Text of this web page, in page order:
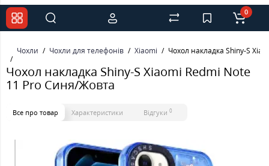
0
Чохли Чохли для телефонів Xiaomi Чохол накладка Shiny-S
Чохол накладка Shiny-S Xiaomi Redmi Note
11 Pro Синя/Жовта
Все про товар Характеристики Відгуки 0